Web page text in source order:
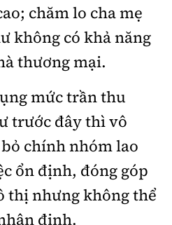
chăm lo cha mẹ
không có khả năng
thương mại.
mức trần thu
trước đây thì vô
chính nhóm lao
ổn định, đóng góp
thị nhưng không thể
định.